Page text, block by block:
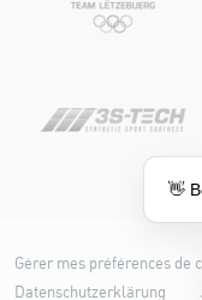
Gérer mes préférences de
Datenschutzerklärung
👋